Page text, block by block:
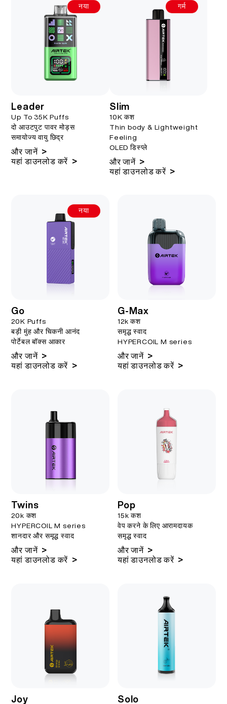
नया
Leader
Up To 35K Puffs
दो आउटपुट पावर मोड्स
समायोज्य वायु छिद्र
और जानें >
यहां डाउनलोड करें >
गर्म
Slim
10K कश
Thin body & Lightweight
Feeling
OLED डिस्प्ले
और जानें >
यहां डाउनलोड करें >
नया
Go
20K Puffs
बड़ी मुंह और चिकनी आनंद
पोर्टेबल बॉक्स आकार
और जानें >
यहां डाउनलोड करें >
G-Max
12k कश
समृद्ध स्वाद
HYPERCOIL M series
और जानें >
यहां डाउनलोड करें >
Twins
20k कश
HYPERCOIL M series
शानदार और समृद्ध स्वाद
और जानें >
यहां डाउनलोड करें >
Pop
15k कश
वेप करने के लिए आरामदायक
समृद्ध स्वाद
और जानें >
यहां डाउनलोड करें >
Joy Solo